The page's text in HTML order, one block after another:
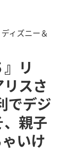
ィズニー＆
リ
スさ
でデジ
親子
いけ